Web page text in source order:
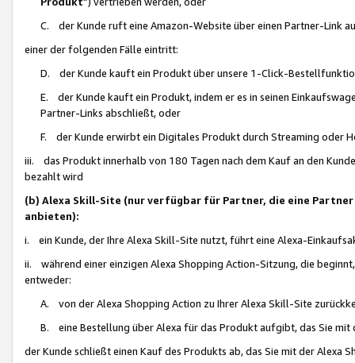
C. der Kunde ruft eine Amazon-Website über einen Partner-Link
einer der folgenden Fälle eintritt:
D. der Kunde kauft ein Produkt über unsere 1-Click-
E. der Kunde kauft ein Produkt, indem er es in seinen
Partner-Links abschließt, oder
F. der Kunde erwirbt ein Digitales Produkt durch Streaming oder
iii. das Produkt innerhalb von 180 Tagen nach dem Kauf an den
bezahlt wird
(b) Alexa Skill-Site (nur verfügbar für Partner, die eine
anbieten):
i. ein Kunde, der Ihre Alexa Skill-Site nutzt, führt eine Alexa-
ii. während einer einzigen Alexa Shopping Action-Sitzung, die
entweder:
A. von der Alexa Shopping Action zu Ihrer Alexa Skill-Site
B. eine Bestellung über Alexa für das Produkt aufgibt, das Sie mit
der Kunde schließt einen Kauf des Produkts ab, das Sie mit der Alexa